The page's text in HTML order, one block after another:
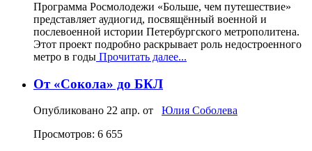
Программа Росмолодежи «Больше, чем путешествие»
представляет аудиогид, посвящённый военной и
послевоенной истории Петербургского метрополитена.
Этот проект подробно раскрывает роль недостроенного
метро в годы Прочитать далее...
От «Сокола» до БКЛ
Опубликовано 22 апр. от Юлия Соболева
Просмотров: 6 655